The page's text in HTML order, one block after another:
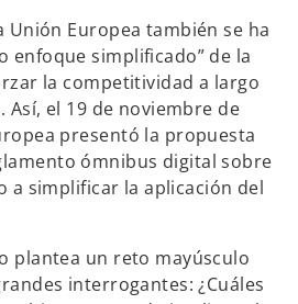
Unión Europea también se ha
enfoque simplificado” de la
la competitividad a largo
Así, el 19 de noviembre de
presentó la propuesta
ómnibus digital sobre
a simplificar la aplicación del
plantea un reto mayúsculo
interrogantes: ¿Cuáles